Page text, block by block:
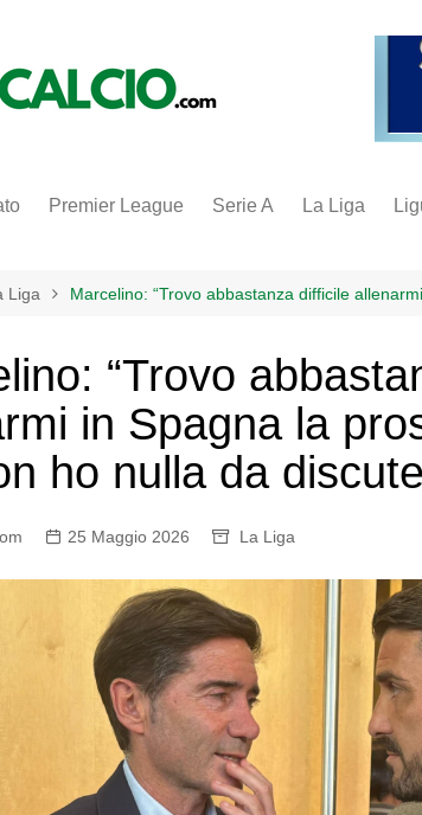
Premier League Serie A La Liga
Liga Marcelino: “Trovo abbastanza difficile
“Trovo
in Spagna la
ho nulla da
25 Maggio 2026 La Liga